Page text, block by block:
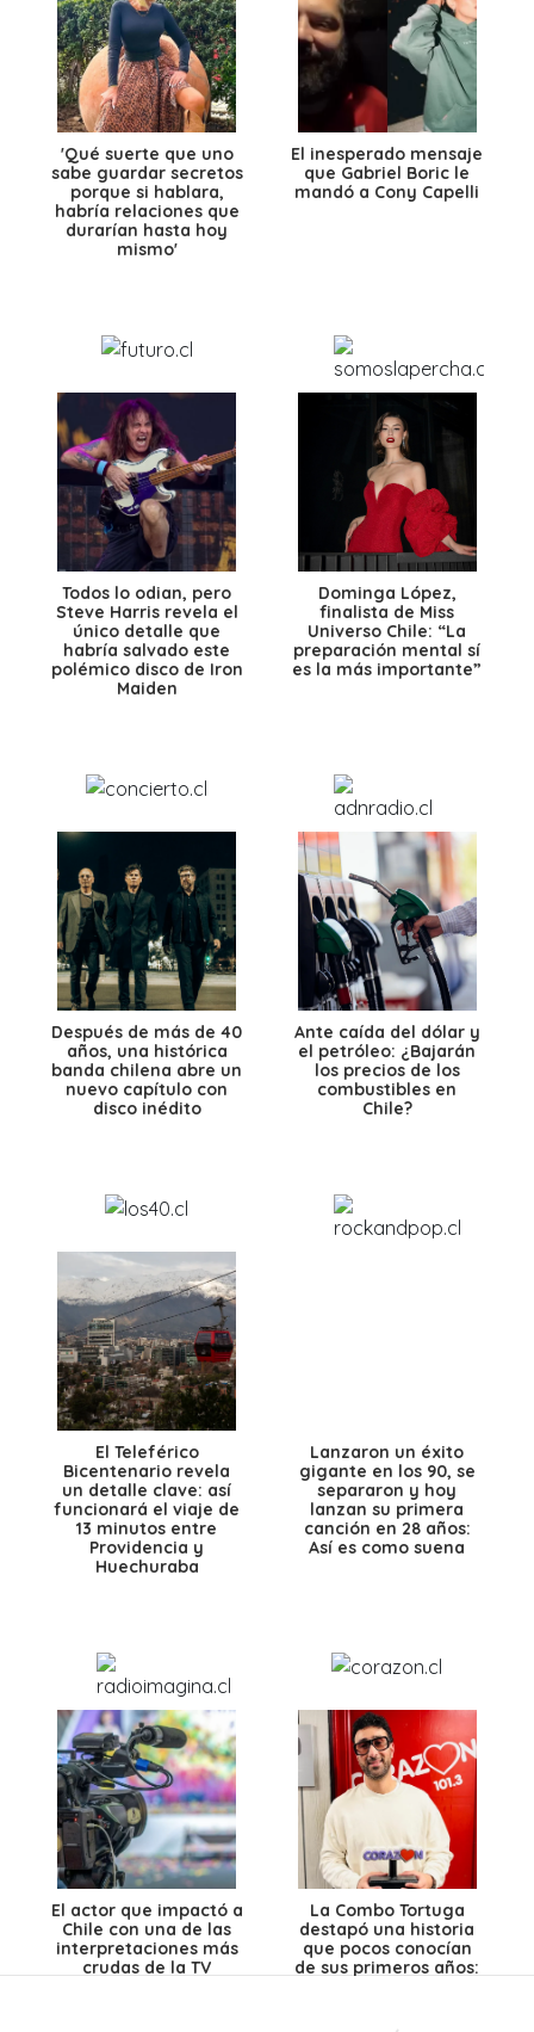
'Qué suerte que uno
sabe guardar secretos
porque si hablara,
habría relaciones que
durarían hasta hoy
mismo'
El inesperado mensaje
que Gabriel Boric le
mandó a Cony Capelli
Todos lo odian, pero
Steve Harris revela el
único detalle que
habría salvado este
polémico disco de Iron
Maiden
Dominga López,
finalista de Miss
Universo Chile: “La
preparación mental sí
es la más importante”
Después de más de 40
años, una histórica
banda chilena abre un
nuevo capítulo con
disco inédito
Ante caída del dólar y
el petróleo: ¿Bajarán
los precios de los
combustibles en
Chile?
El Teleférico
Bicentenario revela
un detalle clave: así
funcionará el viaje de
13 minutos entre
Providencia y
Huechuraba
Lanzaron un éxito
gigante en los 90, se
separaron y hoy
lanzan su primera
canción en 28 años:
Así es como suena
El actor que impactó a
Chile con una de las
interpretaciones más
crudas de la TV
La Combo Tortuga
destapó una historia
que pocos conocían
de sus primeros años: